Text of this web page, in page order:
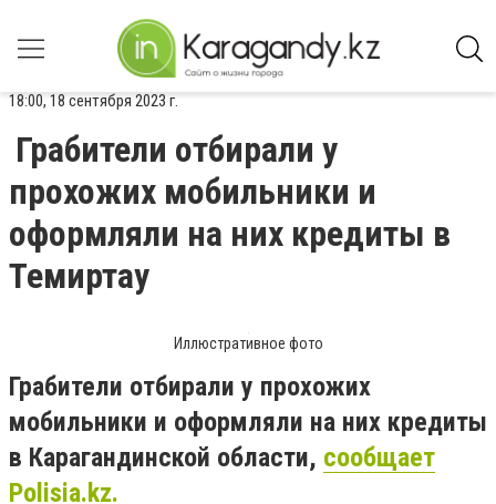
18:00, 18 сентября 2023 г.
Грабители отбирали у
прохожих мобильники и
оформляли на них кредиты в
Темиртау
Иллюстративное фото
Грабители отбирали у прохожих
мобильники и оформляли на них кредиты
в Карагандинской области, сообщает
Polisia.kz.